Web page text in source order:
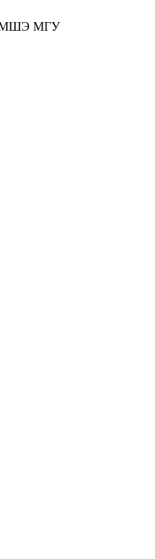
в МШЭ МГУ